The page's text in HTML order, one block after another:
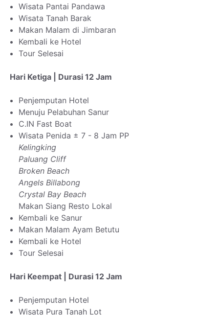
Wisata Pantai Pandawa
Wisata Tanah Barak
Makan Malam di Jimbaran
Kembali ke Hotel
Tour Selesai
Hari Ketiga | Durasi 12 Jam
Penjemputan Hotel
Menuju Pelabuhan Sanur
C.IN Fast Boat
Wisata Penida ± 7 - 8 Jam PP
Kelingking
Paluang Cliff
Broken Beach
Angels Billabong
Crystal Bay Beach
Makan Siang Resto Lokal
Kembali ke Sanur
Makan Malam Ayam Betutu
Kembali ke Hotel
Tour Selesai
Hari Keempat | Durasi 12 Jam
Penjemputan Hotel
Wisata Pura Tanah Lot